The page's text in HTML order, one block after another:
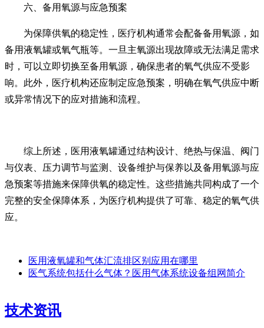
六、备用氧源与应急预案
为保障供氧的稳定性，医疗机构通常会配备备用氧源，如
备用液氧罐或氧气瓶等。一旦主氧源出现故障或无法满足需求
时，可以立即切换至备用氧源，确保患者的氧气供应不受影
响。此外，医疗机构还应制定应急预案，明确在氧气供应中断
或异常情况下的应对措施和流程。
综上所述，医用液氧罐通过结构设计、绝热与保温、阀门
与仪表、压力调节与监测、设备维护与保养以及备用氧源与应
急预案等措施来保障供氧的稳定性。这些措施共同构成了一个
完整的安全保障体系，为医疗机构提供了可靠、稳定的氧气供
应。
医用液氧罐和气体汇流排区别应用在哪里
医气系统包括什么气体？医用气体系统设备组网简介
技术资讯